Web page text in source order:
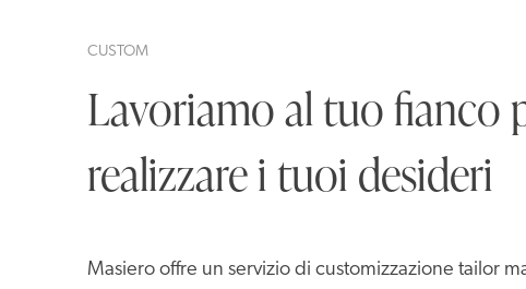
CUSTOM
Lavoriamo al tuo fianco
realizzare i tuoi desideri
Masiero offre un servizio di customizzazione tailor